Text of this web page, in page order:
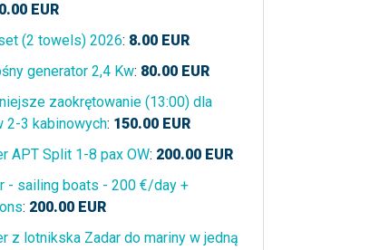
EUR
(2 towels) 2026: 8.00 EUR
generator 2,4 Kw: 80.00 EUR
zaokrętowanie (13:00) dla
2-3 kabinowych: 150.00 EUR
APT Split 1-8 pax OW: 200.00 EUR
- sailing boats - 200 €/day +
: 200.00 EUR
z lotnikska Zadar do mariny w jedną